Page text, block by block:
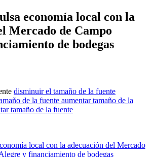
economía local con la
Mercado de Campo
de bodegas
disminuir el tamaño de la fuente
aumentar tamaño de la